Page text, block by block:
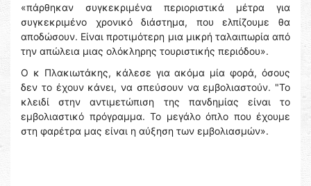
«πάρθηκαν συγκεκριμένα περιοριστικά μέτρα για
συγκεκριμένο χρονικό διάστημα, που ελπίζουμε θα
αποδώσουν. Είναι προτιμότερη μια μικρή ταλαιπωρία από
την απώλεια μιας ολόκληρης τουριστικής περιόδου».
Ο κ Πλακιωτάκης, κάλεσε για ακόμα μία φορά, όσους
δεν το έχουν κάνει, να σπεύσουν να εμβολιαστούν. "Το
κλειδί στην αντιμετώπιση της πανδημίας είναι το
εμβολιαστικό πρόγραμμα. Το μεγάλο όπλο που έχουμε
στη φαρέτρα μας είναι η αύξηση των εμβολιασμών».